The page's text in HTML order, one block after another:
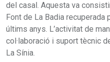
del casal. Aquesta va
Font de La Badia
últims anys. L’activitat de
col·laboració i suport tècnic
La Sínia.